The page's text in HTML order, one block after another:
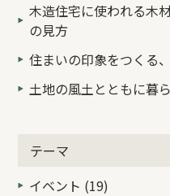
木造住宅に使われる木
の見方
住まいの印象をつくる
土地の風土とともに暮
テーマ
イベント (19)